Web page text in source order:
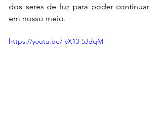
dos seres de luz para poder continuar
em nosso meio.
https://youtu.be/-yX13-5JdqM